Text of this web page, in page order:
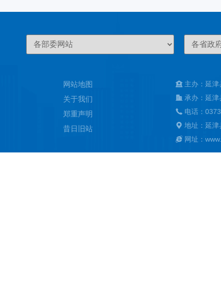
网站地图
关于我们
郑重声明
昔日旧站
主办：延
承办：延
电话：
地址：延
网址：